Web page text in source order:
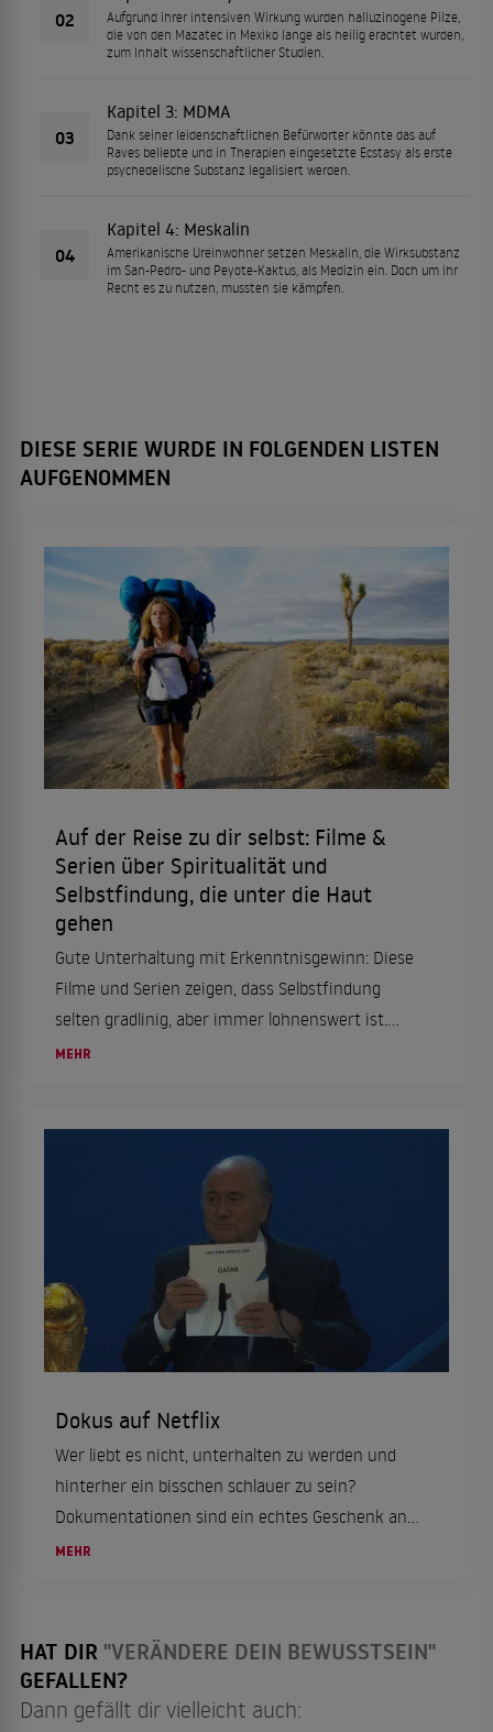
02
Aufgrund ihrer intensiven Wirkung wurden halluzinogene Pilze,
die von den Mazatec in Mexiko lange als heilig erachtet wurden,
zum Inhalt wissenschaftlicher Studien.
03
Kapitel 3: MDMA
Dank seiner leidenschaftlichen Befürworter könnte das auf
Raves beliebte und in Therapien eingesetzte Ecstasy als erste
psychedelische Substanz legalisiert werden.
04
Kapitel 4: Meskalin
Amerikanische Ureinwohner setzen Meskalin, die Wirksubstanz
im San-Pedro- und Peyote-Kaktus, als Medizin ein. Doch um ihr
Recht es zu nutzen, mussten sie kämpfen.
DIESE SERIE WURDE IN FOLGENDEN LISTEN
AUFGENOMMEN
Auf der Reise zu dir selbst: Filme &
Serien über Spiritualität und
Selbstfindung, die unter die Haut
gehen
Gute Unterhaltung mit Erkenntnisgewinn: Diese
Filme und Serien zeigen, dass Selbstfindung
selten gradlinig, aber immer lohnenswert ist.
Zwischen Lachflash, Gänsehaut und kleinen Aha-
MEHR
Dokus auf Netflix
Wer liebt es nicht, unterhalten zu werden und
hinterher ein bisschen schlauer zu sein?
Dokumentationen sind ein echtes Geschenk an
TV- und Streamingnutzer. Eine Geschichte mag
MEHR
HAT DIR "VERÄNDERE DEIN BEWUSSTSEIN"
GEFALLEN?
Dann gefällt dir vielleicht auch: